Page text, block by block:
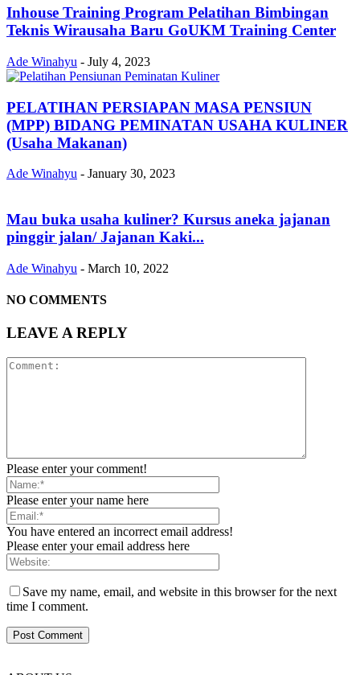
Inhouse Training Program Pelatihan Bimbingan
Teknis Wirausaha Baru GoUKM Training Center
Ade Winahyu - July 4, 2023
PELATIHAN PERSIAPAN MASA PENSIUN
(MPP) BIDANG PEMINATAN USAHA KULINER
(Usaha Makanan)
Ade Winahyu - January 30, 2023
Mau buka usaha kuliner? Kursus aneka jajanan
pinggir jalan/ Jajanan Kaki...
Ade Winahyu - March 10, 2022
NO COMMENTS
LEAVE A REPLY
Please enter your comment!
Please enter your name here
You have entered an incorrect email address!
Please enter your email address here
Save my name, email, and website in this browser for the next
time I comment.